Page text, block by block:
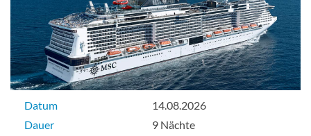
Datum
14.08.2026
Dauer
9 Nächte